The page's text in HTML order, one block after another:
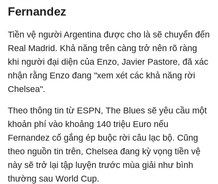
Fernandez
Tiền vệ người Argentina được cho là sẽ chuyển đến
Real Madrid. Khả năng trên càng trở nên rõ ràng
khi người đại diện của Enzo, Javier Pastore, đã xác
nhận rằng Enzo đang "xem xét các khả năng rời
Chelsea".
Theo thông tin từ ESPN, The Blues sẽ yêu cầu một
khoản phí vào khoảng 140 triệu Euro nếu
Fernandez cố gắng ép buộc rời câu lạc bộ. Cũng
theo nguồn tin trên, Chelsea đang kỳ vọng tiền vệ
này sẽ trở lại tập luyện trước mùa giải như bình
thường sau World Cup.